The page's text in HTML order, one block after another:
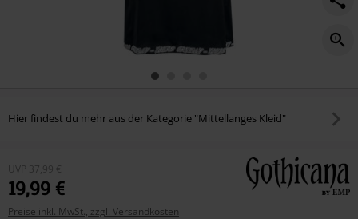
Hier findest du mehr aus der Kategorie "Mittellanges Kleid"
UVP 37,99 €
19,99 €
Preise inkl. MwSt., zzgl. Versandkosten